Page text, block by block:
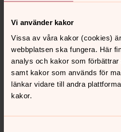
Vi använder kakor
Vissa av våra kakor (cookies)
webbplatsen ska fungera. Här
analys och kakor som förbättrar
samt kakor som används för
länkar vidare till andra
kakor.
medlemmar och att vi får med
Kandidater
1. Eva Elisabeth Vikström,
2. Nils Göran Gustafsson,
3. Kerstin Karlsson, Pensionär
4. Karl Johan Larry Tallroth,